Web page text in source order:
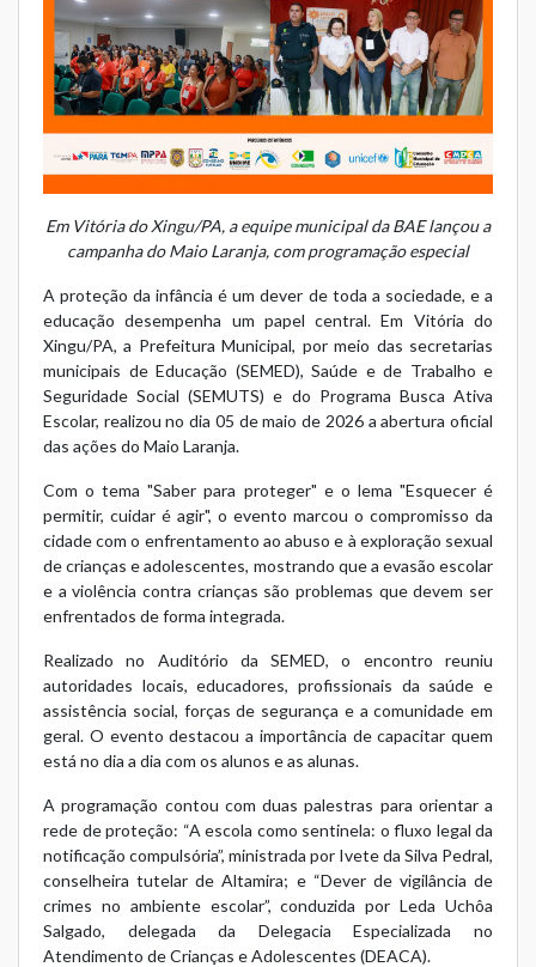
Em Vitória do Xingu/PA, a equipe municipal da BAE lançou a
campanha do Maio Laranja, com programação especial
A proteção da infância é um dever de toda a sociedade, e a
educação desempenha um papel central. Em Vitória do
Xingu/PA, a Prefeitura Municipal, por meio das secretarias
municipais de Educação (SEMED), Saúde e de Trabalho e
Seguridade Social (SEMUTS) e do Programa Busca Ativa
Escolar, realizou no dia 05 de maio de 2026 a abertura oficial
das ações do Maio Laranja.
Com o tema "Saber para proteger" e o lema "Esquecer é
permitir, cuidar é agir", o evento marcou o compromisso da
cidade com o enfrentamento ao abuso e à exploração sexual
de crianças e adolescentes, mostrando que a evasão escolar
e a violência contra crianças são problemas que devem ser
enfrentados de forma integrada.
Realizado no Auditório da SEMED, o encontro reuniu
autoridades locais, educadores, profissionais da saúde e
assistência social, forças de segurança e a comunidade em
geral. O evento destacou a importância de capacitar quem
está no dia a dia com os alunos e as alunas.
A programação contou com duas palestras para orientar a
rede de proteção: “A escola como sentinela: o fluxo legal da
notificação compulsória”, ministrada por Ivete da Silva Pedral,
conselheira tutelar de Altamira; e “Dever de vigilância de
crimes no ambiente escolar”, conduzida por Leda Uchôa
Salgado, delegada da Delegacia Especializada no
Atendimento de Crianças e Adolescentes (DEACA).